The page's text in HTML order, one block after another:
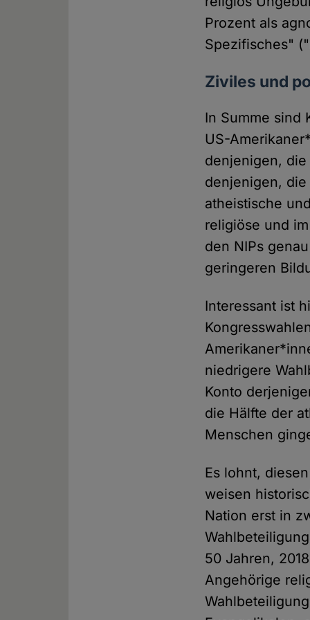
Prozent als
Spezifisches"
Ziviles und
In Summe sind
US-
denjenigen,
denjenigen,
atheistische
religiöse und
den NIPs
geringeren
Interessant ist
niedrigere
Konto
die Hälfte der
Menschen
Es lohnt,
weisen
Nation erst in
50 Jahren,
Angehörige